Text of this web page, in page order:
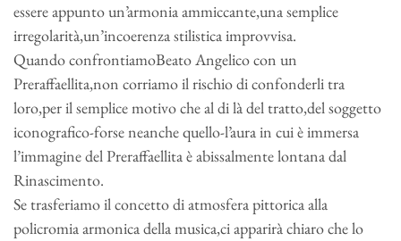
essere appunto un’armonia ammiccante,una semplice
irregolarità,un’incoerenza stilistica improvvisa.
Quando confrontiamoBeato Angelico con un
Preraffaellita,non corriamo il rischio di confonderli tra
loro,per il semplice motivo che al di là del tratto,del soggetto
iconografico-forse neanche quello-l’aura in cui è immersa
l’immagine del Preraffaellita è abissalmente lontana dal
Rinascimento.
Se trasferiamo il concetto di atmosfera pittorica alla
policromia armonica della musica,ci apparirà chiaro che lo